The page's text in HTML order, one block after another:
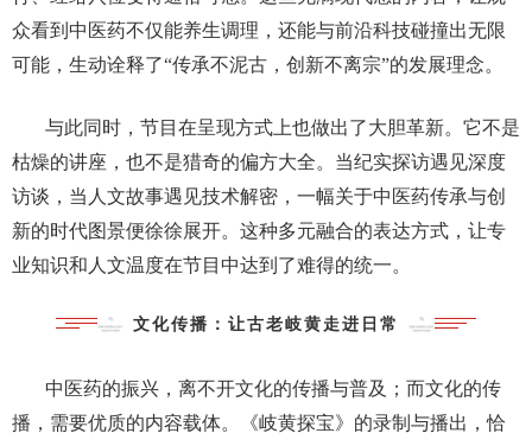
众看到中医药不仅能养生调理，还能与前沿科技碰撞出无限
可能，生动诠释了“传承不泥古，创新不离宗”的发展理念。
与此同时，节目在呈现方式上也做出了大胆革新。它不是
枯燥的讲座，也不是猎奇的偏方大全。当纪实探访遇见深度
访谈，当人文故事遇见技术解密，一幅关于中医药传承与创
新的时代图景便徐徐展开。这种多元融合的表达方式，让专
业知识和人文温度在节目中达到了难得的统一。
文化传播：让古老岐黄走进日常
中医药的振兴，离不开文化的传播与普及；而文化的传
播，需要优质的内容载体。《岐黄探宝》的录制与播出，恰